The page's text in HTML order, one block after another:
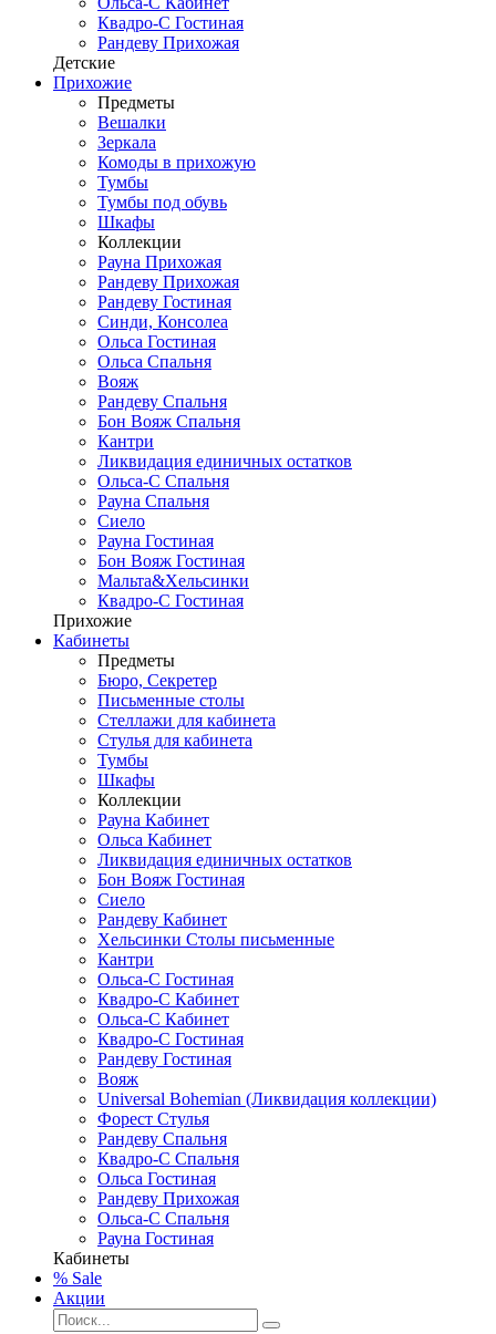
Квадро-С Гостиная
Рандеву Прихожая
Детские
Прихожие
Предметы
Вешалки
Зеркала
Комоды в прихожую
Тумбы
Тумбы под обувь
Шкафы
Коллекции
Рауна Прихожая
Рандеву Прихожая
Рандеву Гостиная
Синди, Консолеа
Ольса Гостиная
Ольса Спальня
Вояж
Рандеву Спальня
Бон Вояж Спальня
Кантри
Ликвидация единичных остатков
Ольса-С Спальня
Рауна Спальня
Сиело
Рауна Гостиная
Бон Вояж Гостиная
Мальта&Хельсинки
Квадро-С Гостиная
Прихожие
Кабинеты
Предметы
Бюро, Секретер
Письменные столы
Стеллажи для кабинета
Стулья для кабинета
Тумбы
Шкафы
Коллекции
Рауна Кабинет
Ольса Кабинет
Ликвидация единичных остатков
Бон Вояж Гостиная
Сиело
Рандеву Кабинет
Хельсинки Столы письменные
Кантри
Ольса-С Гостиная
Квадро-С Кабинет
Ольса-С Кабинет
Квадро-С Гостиная
Рандеву Гостиная
Вояж
Universal Bohemian (Ликвидация коллекции)
Форест Стулья
Рандеву Спальня
Квадро-С Спальня
Ольса Гостиная
Рандеву Прихожая
Ольса-С Спальня
Рауна Гостиная
Кабинеты
% Sale
Акции